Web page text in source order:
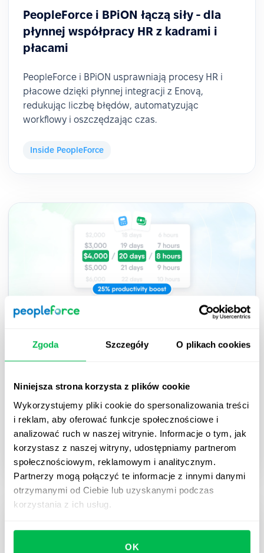
Zgoda Szczegóły O plikach cookies
Niniejsza strona korzysta z plików cookie
Wykorzystujemy pliki cookie do spersonalizowania treści
i reklam, aby oferować funkcje społecznościowe i
analizować ruch w naszej witrynie. Informacje o tym, jak
korzystasz z naszej witryny, udostępniamy partnerom
społecznościowym, reklamowym i analitycznym.
Partnerzy mogą połączyć te informacje z innymi danymi
otrzymanymi od Ciebie lub uzyskanymi podczas
korzystania z ich usług.
OK
PeopleForce i BPiON łączą siły - dla
płynnej współpracy HR z kadrami i
płacami
PeopleForce i BPiON usprawniają procesy HR i
płacowe dzięki płynnej integracji z Enovą,
redukując liczbę błędów, automatyzując
workflowy i oszczędzając czas.
Inside PeopleForce
Przejrzyste omówienie metodologii kalkulatora ROI
w HR od PeopleForce.
How to HR Tech Inside PeopleForce